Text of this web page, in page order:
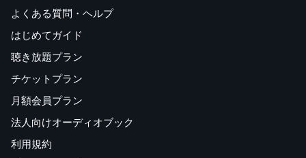
よくある質問・ヘルプ
はじめてガイド
聴き放題プラン
チケットプラン
月額会員プラン
法人向けオーディオブック
利用規約